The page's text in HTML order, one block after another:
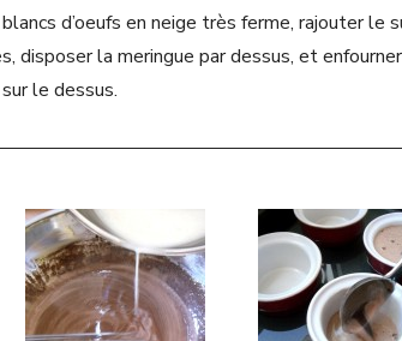
d’oeufs en neige très ferme, rajouter le
disposer la meringue par dessus, et
le dessus.